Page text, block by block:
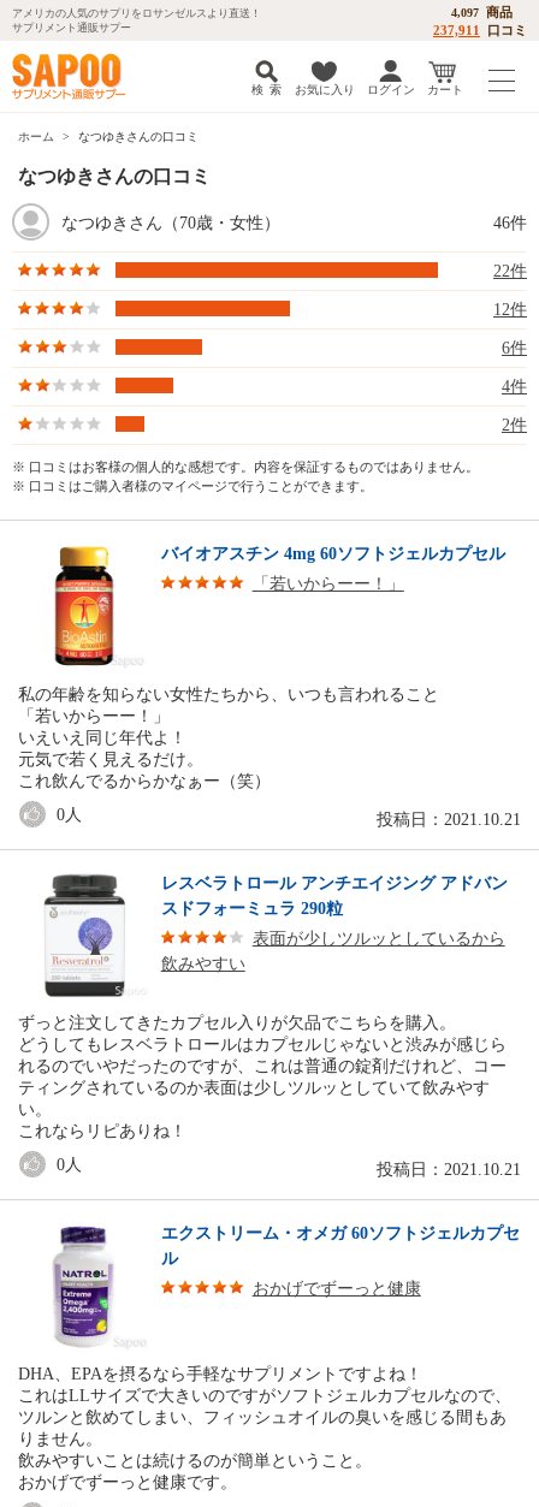
アメリカの人気のサプリをロサンゼルスより直送！
サプリメント通販サプー
4,097 商品
237,911
口コミ
検 索 お気に入り ログイン カート
ホーム なつゆきさんの口コミ
なつゆきさんの口コミ
なつゆきさん（70歳・女性） 46件
22件
12件
6件
4件
2件
※ 口コミはお客様の個人的な感想です。内容を保証するものではありません。
※ 口コミはご購入者様のマイページで行うことができます。
バイオアスチン 4mg 60ソフトジェルカプセル
「若いからーー！」
私の年齢を知らない女性たちから、いつも言われること
「若いからーー！」
いえいえ同じ年代よ！
元気で若く見えるだけ。
これ飲んでるからかなぁー（笑）
投稿日：2021.10.21
0 人
レスベラトロール アンチエイジング アドバン
スドフォーミュラ 290粒
表面が少しツルッとしているから
飲みやすい
ずっと注文してきたカプセル入りが欠品でこちらを購入。
どうしてもレスベラトロールはカプセルじゃないと渋みが感じら
れるのでいやだったのですが、これは普通の錠剤だけれど、コー
ティングされているのか表面は少しツルッとしていて飲みやす
い。
これならリピありね！
投稿日：2021.10.21
0人
エクストリーム・オメガ 60ソフトジェルカプセ
ル
おかげでずーっと健康
DHA、EPAを摂るなら手軽なサプリメントですよね！
これはLLサイズで大きいのですがソフトジェルカプセルなので、
ツルンと飲めてしまい、フィッシュオイルの臭いを感じる間もあ
りません。
飲みやすいことは続けるのが簡単ということ。
おかげでずーっと健康です。